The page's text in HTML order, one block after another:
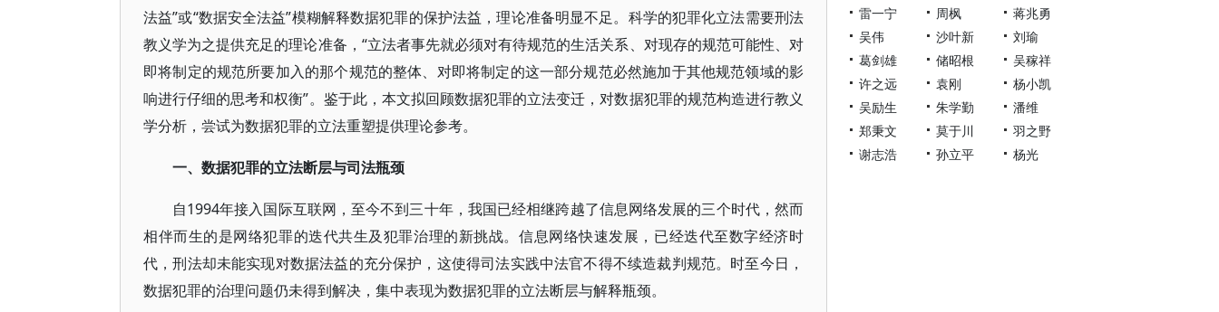
法益”或“数据安全法益”模糊解释数据犯罪的保护法益，理论准备明显不足。科学的犯罪化立法需要刑法
教义学为之提供充足的理论准备，“立法者事先就必须对有待规范的生活关系、对现存的规范可能性、对
即将制定的规范所要加入的那个规范的整体、对即将制定的这一部分规范必然施加于其他规范领域的影
响进行仔细的思考和权衡”。鉴于此，本文拟回顾数据犯罪的立法变迁，对数据犯罪的规范构造进行教义
学分析，尝试为数据犯罪的立法重塑提供理论参考。
一、数据犯罪的立法断层与司法瓶颈
自1994年接入国际互联网，至今不到三十年，我国已经相继跨越了信息网络发展的三个时代，然而
相伴而生的是网络犯罪的迭代共生及犯罪治理的新挑战。信息网络快速发展，已经迭代至数字经济时
代，刑法却未能实现对数据法益的充分保护，这使得司法实践中法官不得不续造裁判规范。时至今日，
数据犯罪的治理问题仍未得到解决，集中表现为数据犯罪的立法断层与解释瓶颈。
雷一宁
周枫
蒋兆勇
吴伟
沙叶新
刘瑜
葛剑雄
储昭根
吴稼祥
许之远
袁刚
杨小凯
吴励生
朱学勤
潘维
郑秉文
莫于川
羽之野
谢志浩
孙立平 杨光